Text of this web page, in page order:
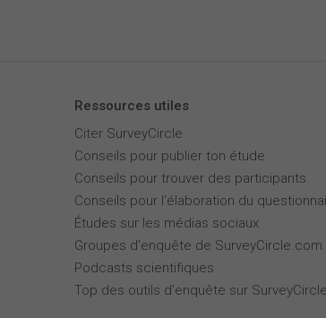
Ressources utiles
Citer SurveyCircle
Conseils pour publier ton étude
Conseils pour trouver des participants
Conseils pour l'élaboration du
Études sur les médias sociaux
Groupes d'enquête de SurveyCircle.com
Podcasts scientifiques
Top des outils d'enquête sur SurveyCircle